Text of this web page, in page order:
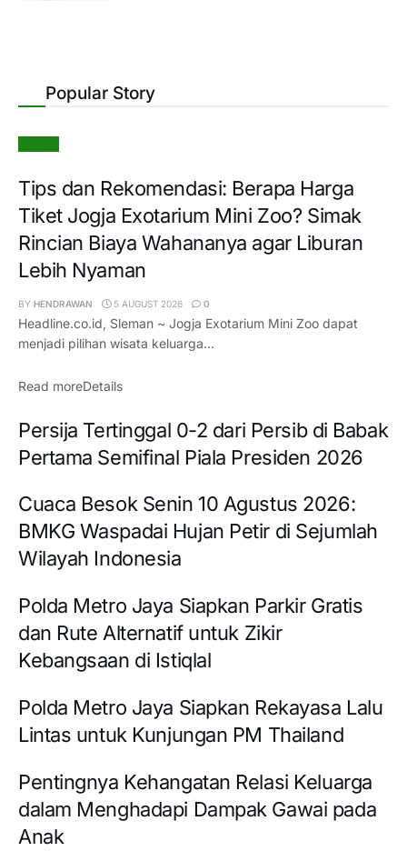
Popular Story
Tips dan Rekomendasi: Berapa Harga
Tiket Jogja Exotarium Mini Zoo? Simak
Rincian Biaya Wahananya agar Liburan
Lebih Nyaman
BY HENDRAWAN 5 AUGUST 2026 0
Headline.co.id, Sleman ~ Jogja Exotarium Mini Zoo dapat
menjadi pilihan wisata keluarga...
Read moreDetails
Persija Tertinggal 0-2 dari Persib di Babak
Pertama Semifinal Piala Presiden 2026
Cuaca Besok Senin 10 Agustus 2026:
BMKG Waspadai Hujan Petir di Sejumlah
Wilayah Indonesia
Polda Metro Jaya Siapkan Parkir Gratis
dan Rute Alternatif untuk Zikir
Kebangsaan di Istiqlal
Polda Metro Jaya Siapkan Rekayasa Lalu
Lintas untuk Kunjungan PM Thailand
Pentingnya Kehangatan Relasi Keluarga
dalam Menghadapi Dampak Gawai pada
Anak